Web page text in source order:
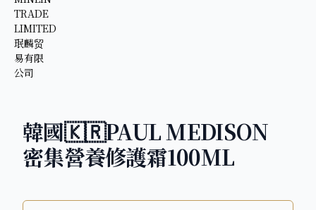
韓國🇰🇷PAUL MEDISON
密集營養修護霜100ML